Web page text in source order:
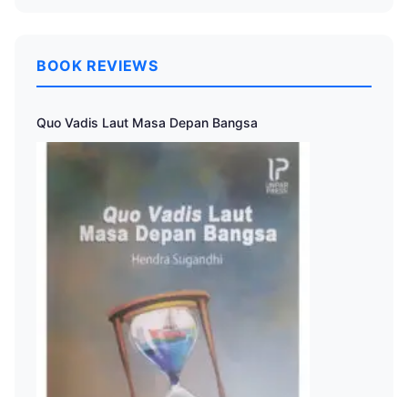
BOOK REVIEWS
Quo Vadis Laut Masa Depan Bangsa